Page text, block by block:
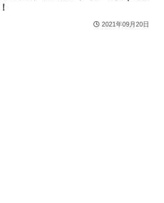
2021年09月20日